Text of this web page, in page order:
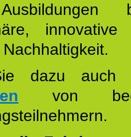
innovative
dazu
von